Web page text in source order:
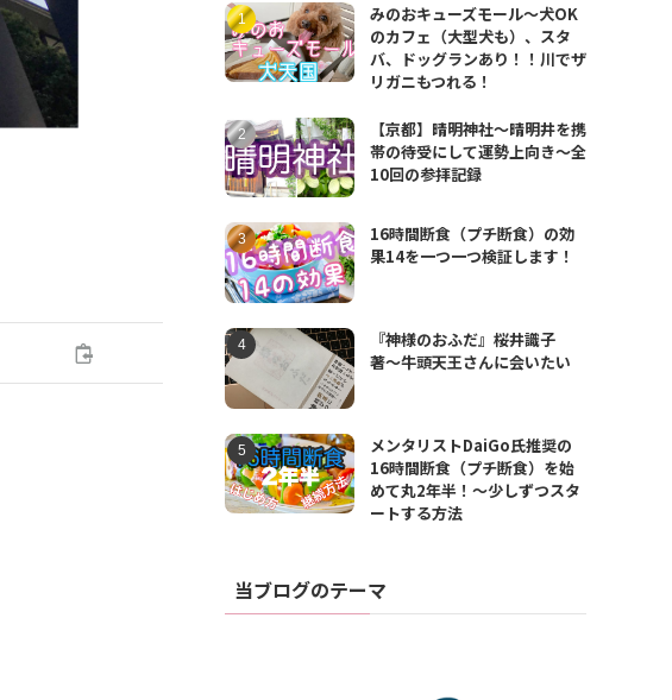
みのおキューズモール〜犬OK
のカフェ（大型犬も）、スタ
バ、ドッグランあり！！川でザ
リガニもつれる！
【京都】晴明神社〜晴明井を携
帯の待受にして運勢上向き〜全
10回の参拝記録
16時間断食（プチ断食）の効
果14を一つ一つ検証します！
『神様のおふだ』桜井識子
著〜牛頭天王さんに会いたい
メンタリストDaiGo氏推奨の
16時間断食（プチ断食）を始
めて丸2年半！〜少しずつスタ
ートする方法
当ブログのテーマ